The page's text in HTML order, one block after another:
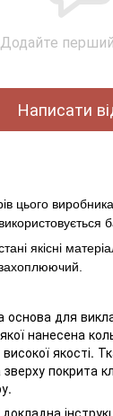
Додайте перший
Написати
цього
якісні
основа для
нанесена
якості.
покрита